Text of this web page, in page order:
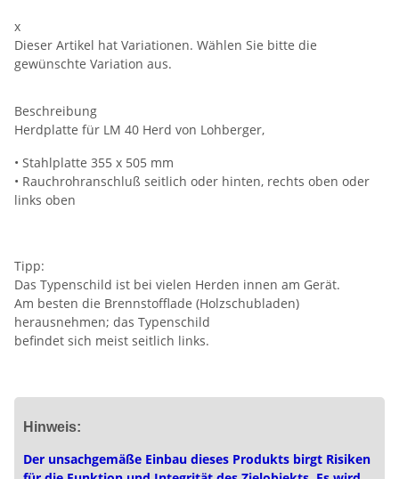
x
Dieser Artikel hat Variationen. Wählen Sie bitte die
gewünschte Variation aus.
Beschreibung
Herdplatte für LM 40 Herd von Lohberger,
• Stahlplatte 355 x 505 mm
• Rauchrohranschluß seitlich oder hinten, rechts oben oder
links oben
Tipp:
Das Typenschild ist bei vielen Herden innen am Gerät.
Am besten die Brennstofflade (Holzschubladen)
herausnehmen; das Typenschild
befindet sich meist seitlich links.
Hinweis:
Der unsachgemäße Einbau dieses Produkts birgt Risiken